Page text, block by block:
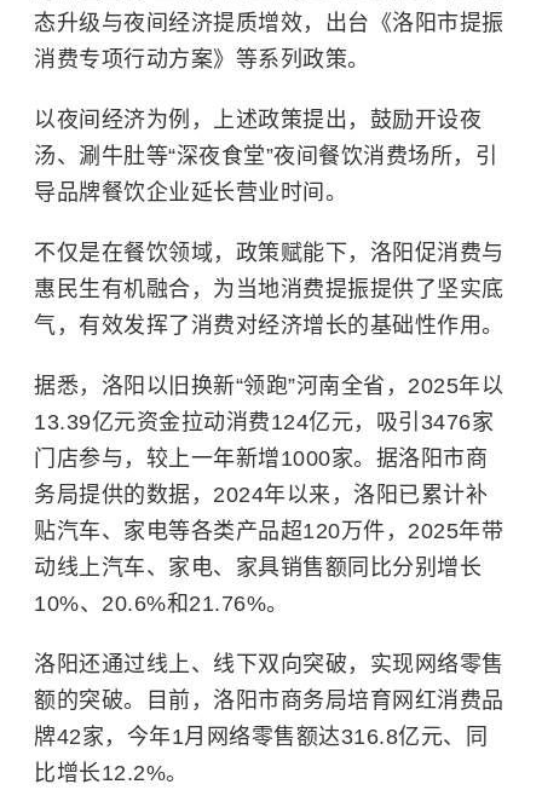
态升级与夜间经济提质增效，出台《洛阳市提振
消费专项行动方案》等系列政策。
以夜间经济为例，上述政策提出，鼓励开设夜
汤、涮牛肚等“深夜食堂”夜间餐饮消费场所，引
导品牌餐饮企业延长营业时间。
不仅是在餐饮领域，政策赋能下，洛阳促消费与
惠民生有机融合，为当地消费提振提供了坚实底
气，有效发挥了消费对经济增长的基础性作用。
据悉，洛阳以旧换新“领跑”河南全省，2025年以
13.39亿元资金拉动消费124亿元，吸引3476家
门店参与，较上一年新增1000家。据洛阳市商
务局提供的数据，2024年以来，洛阳已累计补
贴汽车、家电等各类产品超120万件，2025年带
动线上汽车、家电、家具销售额同比分别增长
10%、20.6%和21.76%。
洛阳还通过线上、线下双向突破，实现网络零售
额的突破。目前，洛阳市商务局培育网红消费品
牌42家，今年1月网络零售额达316.8亿元、同
比增长12.2%。